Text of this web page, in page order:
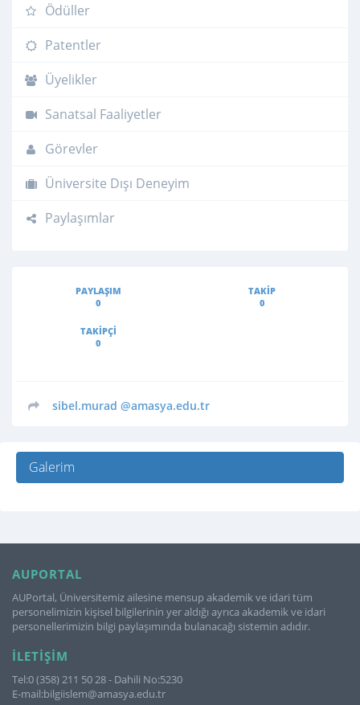
Ödüller
Patentler
Üyelikler
Sanatsal Faaliyetler
Görevler
Üniversite Dışı Deneyim
Paylaşımlar
PAYLAŞIM
0
TAKIP
0
TAKIPÇI
0
sibel.murad @amasya.edu.tr
Galerim
AUPORTAL
AUPortal, Üniversitemiz ailesine mensup akademik ve idari tüm
personelimizin kişisel bilgilerinin yer aldığı ayrıca akademik ve idari
personellerimizin bilgi paylaşımında bulanacağı sistemin adıdır.
İLETIŞIM
Tel:0 (358) 211 50 28 - Dahili No:5230
E-mail:bilgiislem@amasya.edu.tr